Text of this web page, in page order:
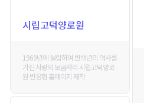
시립고덕양로원
1969년에 설립하여 반백년의 역사를
가진 사랑의 보금자리 시립고덕양로
원 반응형 홈페이지 제작